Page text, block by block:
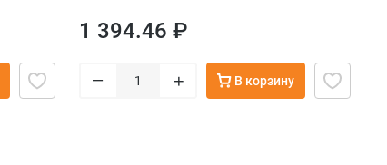
1 394.46 ₽
– + В корзину